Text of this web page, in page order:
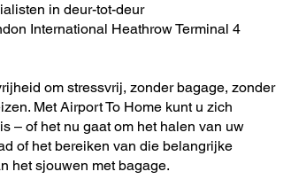
in deur-tot-deur
International Heathrow Terminal 4
om stressvrij, zonder bagage, zonder
Met Airport To Home kunt u zich
– of het nu gaat om het halen van uw
of het bereiken van die belangrijke
het sjouwen met bagage.